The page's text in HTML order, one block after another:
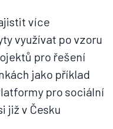
více
využívat po vzoru
pro řešení
jako příklad
pro sociální
již v Česku